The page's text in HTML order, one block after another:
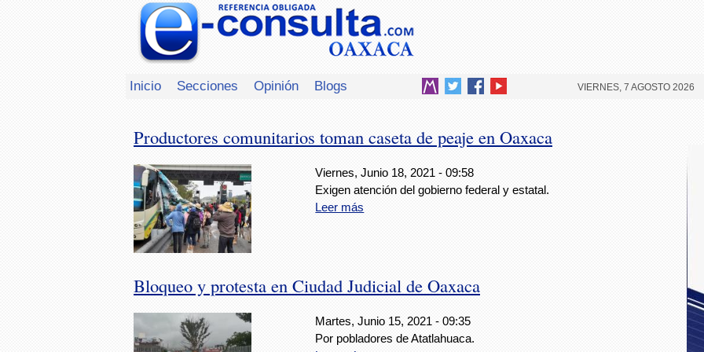
Inicio Secciones Opinión Blogs VIERNES, 7 AGOSTO 2026
Productores comunitarios toman caseta de peaje en Oaxaca
Viernes, Junio 18, 2021 - 09:58
Exigen atención del gobierno federal y estatal.
Leer más
Bloqueo y protesta en Ciudad Judicial de Oaxaca
Martes, Junio 15, 2021 - 09:35
Por pobladores de Atatlahuaca.